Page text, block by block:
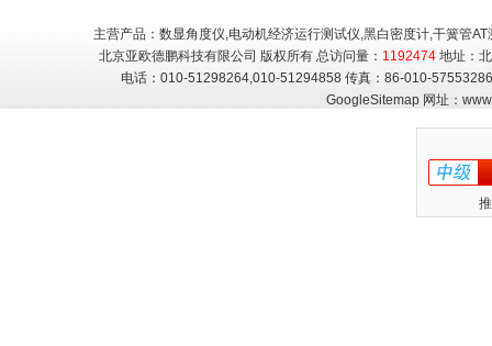
主营产品：数显角度仪,电动机经济运行测试仪,黑白密度计,干簧管
北京亚欧德鹏科技有限公司 版权所有 总访问量： 1192474 地址：
电话：010-51298264,010-51294858 传真：86-010-
GoogleSitemap网址：